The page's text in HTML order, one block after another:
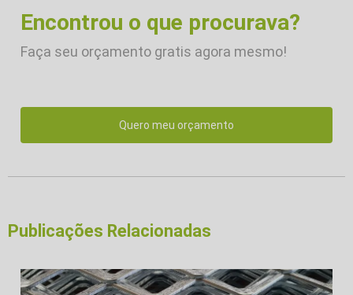
Encontrou o que procurava?
Faça seu orçamento gratis agora mesmo!
Quero meu orçamento
Publicações Relacionadas